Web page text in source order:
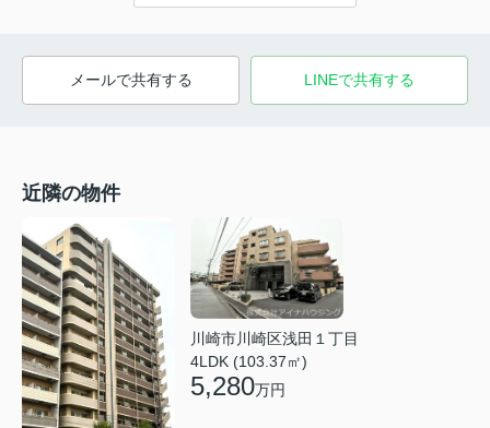
メールで共有する LINEで共有する
近隣の物件
川崎市川崎区浅田１丁目
4LDK (103.37㎡)
5,280万円